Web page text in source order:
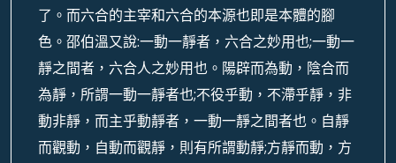
了。而六合的主宰和六合的本源也即是本體的腳
色。邵伯溫又說:一動一靜者，六合之妙用也;一動一
靜之間者，六合人之妙用也。陽辟而為動，陰合而
為靜，所謂一動一靜者也;不役乎動，不滯乎靜，非
動非靜，而主乎動靜者，一動一靜之間者也。自靜
而觀動，自動而觀靜，則有所謂動靜;方靜而動，方